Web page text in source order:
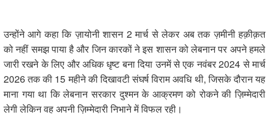
उन्होंने आगे कहा कि ज़ायोनी शासन 2 मार्च से लेकर अब तक ज़मीनी हक़ीक़त
को नहीं समझ पाया है और जिन कारकों ने इस शासन को लेबनान पर अपने हमले
जारी रखने के लिए और अधिक धृष्ट बना दिया उनमें से एक नवंबर 2024 से मार्च
2026 तक की 15 महीने की दिखावटी संघर्ष विराम अवधि थी, जिसके दौरान यह
माना गया था कि लेबनान सरकार दुश्मन के आक्रमण को रोकने की ज़िम्मेदारी
लेगी लेकिन वह अपनी ज़िम्मेदारी निभाने में विफल रही।